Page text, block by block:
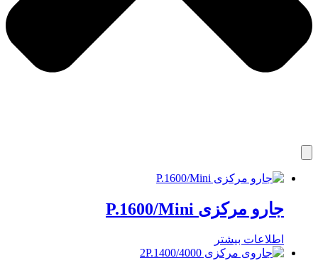
جارو مرکزی P.1600/Mini
اطلاعات بیشتر